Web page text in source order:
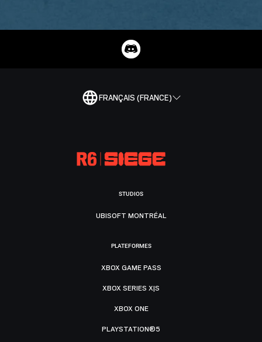
FRANÇAIS (FRANCE)
STUDIOS
UBISOFT MONTRÉAL
PLATEFORMES
XBOX GAME PASS
XBOX SERIES X|S
XBOX ONE
PLAYSTATION®5